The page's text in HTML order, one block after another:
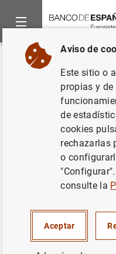
Inicio Noticias y eventos
Volver
Estados
primarios
entidades
trimestre de
Actualización trimestral
públicos primarios
pérdidas y ganancias, el
Aviso de
Este sitio o
propias y de
de
cookies
rechazarlas
o
consulte la
Aceptar